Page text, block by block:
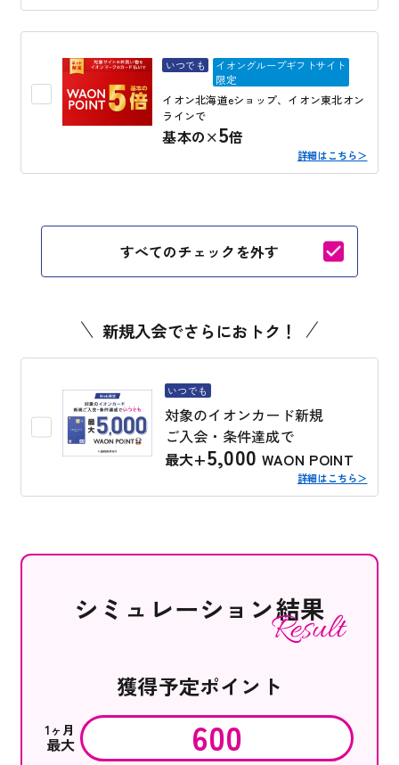
いつでも
イオングループギフトサイト
限定
イオン北海道eショップ、イオン東北オン
ラインで
基本の×5倍
詳細はこちら＞
すべてのチェックを外す
新規入会でさらにおトク！
いつでも
対象のイオンカード新規
ご入会・条件達成で
最大+5,000 WAON POINT
詳細はこちら＞
シミュレーション結果
獲得予定ポイント
1ヶ月
最大 600